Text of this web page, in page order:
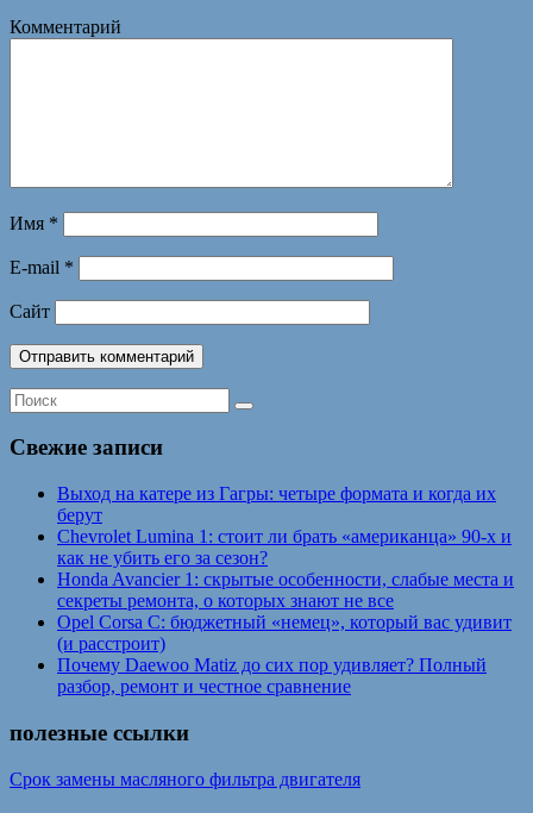
Комментарий
Имя *
E-mail *
Сайт
Свежие записи
Выход на катере из Гагры: четыре формата и когда их
берут
Chevrolet Lumina 1: стоит ли брать «американца» 90-х и
как не убить его за сезон?
Honda Avancier 1: скрытые особенности, слабые места и
секреты ремонта, о которых знают не все
Opel Corsa C: бюджетный «немец», который вас удивит
(и расстроит)
Почему Daewoo Matiz до сих пор удивляет? Полный
разбор, ремонт и честное сравнение
полезные ссылки
Срок замены масляного фильтра двигателя